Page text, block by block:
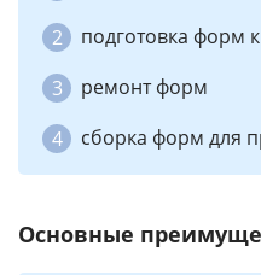
подготовка форм
ремонт форм
сборка форм для
Основные